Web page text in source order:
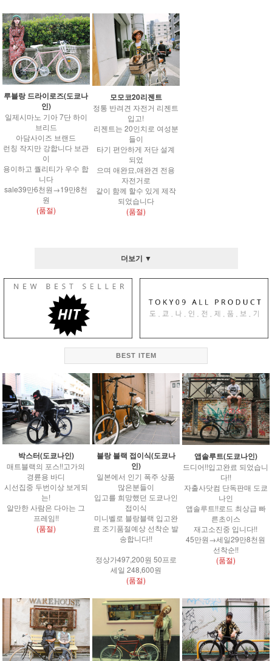
루블랑 드라이로즈(도쿄나
인)
일제시마노 기아 7단 하이
브리드
아담사이즈 브랜드
런칭 작지만 강합니다 보관
이
용이하고 퀄리티가 우수 합
니다
sale39만6천원→19만8천
원
(품절)
모모코20리젠트
정통 반려견 자전거 리젠트
입고!
리젠트는 20인치로 여성분
들이
타기 편안하게 저단 설계
되었
으며 애완묘,애완견 전용
자전거로
같이 함께 할수 있게 제작
되었습니다
(품절)
더보기 ▼
BEST ITEM
박스터(도쿄나인)
매트블랙의 포스!!고가의
경륜용 바디
시선집중 두번이상 보게되
는!
알만한 사람은 다아는 그
프레임!!
(품절)
블랑 블랙 접이식(도쿄나
인)
일본에서 인기 폭주 상품
많은분들이
입고를 희망했던 도쿄나인
접이식
미니벨로 블랑블랙 입고완
료 조기품절예상 선착순 발
송합니다!!
정상가497,200원 50프로
세일 248,600원
(품절)
앱솔루트(도쿄나인)
드디어!!입고완료 되었습니
다!!
자출사닷컴 단독판매 도쿄
나인
앱솔루트!!로드 최상급 빠
른초이스
재고소진중 입니다!!
45만원→세일29만8천원
선착순!!
(품절)